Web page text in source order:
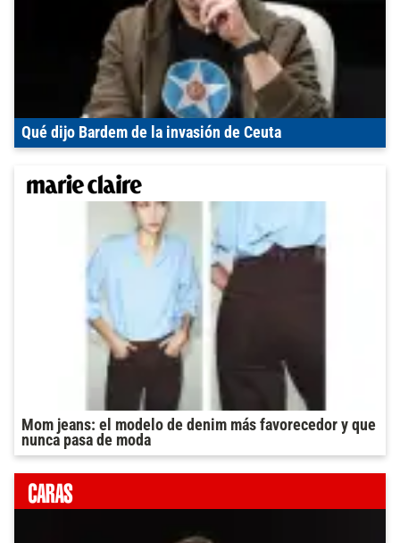
Qué dijo Bardem de la invasión de Ceuta
Mom jeans: el modelo de denim más favorecedor y que
nunca pasa de moda